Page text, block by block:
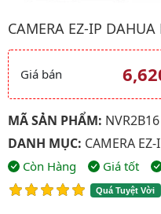
CAMERA EZ-IP
Giá và
Giá bán
MÃ SẢN PHẨM: NVR2B16
DANH MỤC: CAMERA
Còn Hàng Giá tốt
Quá Tuyệt Vời